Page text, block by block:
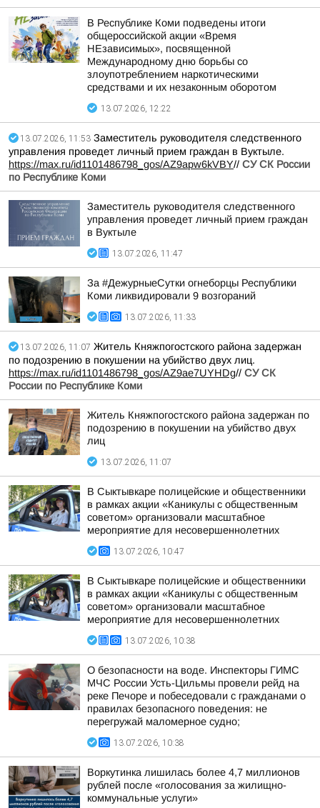
В Республике Коми подведены итоги
общероссийской акции «Время
НЕзависимых», посвященной
Международному дню борьбы со
злоупотреблением наркотическими
средствами и их незаконным оборотом
13.07.2026, 12:22
13.07.2026, 11:53 Заместитель руководителя следственного
управления проведет личный прием граждан в Вуктыле.
https://max.ru/id1101486798_gos/AZ9apw6kVBY// СУ СК России
по Республике Коми
Заместитель руководителя следственного
управления проведет личный прием граждан
в Вуктыле
13.07.2026, 11:47
За #ДежурныеСутки огнеборцы Республики
Коми ликвидировали 9 возгораний
13.07.2026, 11:33
13.07.2026, 11:07 Житель Княжпогостского района задержан
по подозрению в покушении на убийство двух лиц.
https://max.ru/id1101486798_gos/AZ9ae7UYHDg// СУ СК
России по Республике Коми
Житель Княжпогостского района задержан по
подозрению в покушении на убийство двух
лиц
13.07.2026, 11:07
В Сыктывкаре полицейские и общественники
в рамках акции «Каникулы с общественным
советом» организовали масштабное
мероприятие для несовершеннолетних
13.07.2026, 10:47
В Сыктывкаре полицейские и общественники
в рамках акции «Каникулы с общественным
советом» организовали масштабное
мероприятие для несовершеннолетних
13.07.2026, 10:38
О безопасности на воде. Инспекторы ГИМС
МЧС России Усть-Цильмы провели рейд на
реке Печоре и побеседовали с гражданами о
правилах безопасного поведения: не
перегружай маломерное судно;
13.07.2026, 10:38
Воркутинка лишилась более 4,7 миллионов
рублей после «голосования за жилищно-
коммунальные услуги»